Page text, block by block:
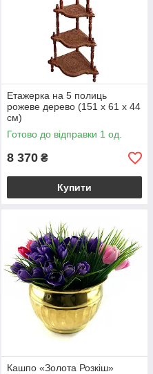
Етажерка на 5 полиць
рожеве дерево (151 х 61 х 44
см)
Готово до відправки 1 од.
8 370 ₴
Купити
Кашпо «Золота Розкіш»